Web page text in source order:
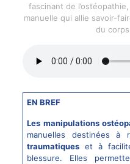
fascinant de
manuelle qui allie savoir-
du
EN BREF
Les manipulations
manuelles destinées à
traumatiques et à
blessure. Elles